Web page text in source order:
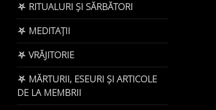
⛧ RITUALURI ȘI SĂRBĂTORI
⛧ MEDITAȚII
⛧ VRĂJITORIE
⛧ MĂRTURII, ESEURI ȘI ARTICOLE
DE LA MEMBRII